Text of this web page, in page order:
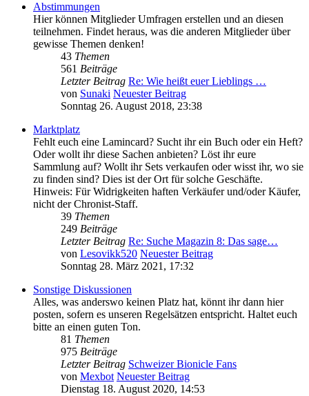
Abstimmungen
Hier können Mitglieder Umfragen erstellen und an diesen
teilnehmen. Findet heraus, was die anderen Mitglieder über
gewisse Themen denken!
43 Themen
561 Beiträge
Letzter Beitrag Re: Wie heißt euer Lieblings …
von Sunaki Neuester Beitrag
Sonntag 26. August 2018, 23:38
Marktplatz
Fehlt euch eine Lamincard? Sucht ihr ein Buch oder ein Heft?
Oder wollt ihr diese Sachen anbieten? Löst ihr eure
Sammlung auf? Wollt ihr Sets verkaufen oder wisst ihr, wo sie
zu finden sind? Dies ist der Ort für solche Geschäfte.
Hinweis: Für Widrigkeiten haften Verkäufer und/oder Käufer,
nicht der Chronist-Staff.
39 Themen
249 Beiträge
Letzter Beitrag Re: Suche Magazin 8: Das sage…
von Lesovikk520 Neuester Beitrag
Sonntag 28. März 2021, 17:32
Sonstige Diskussionen
Alles, was anderswo keinen Platz hat, könnt ihr dann hier
posten, sofern es unseren Regelsätzen entspricht. Haltet euch
bitte an einen guten Ton.
81 Themen
975 Beiträge
Letzter Beitrag Schweizer Bionicle Fans
von Mexbot Neuester Beitrag
Dienstag 18. August 2020, 14:53